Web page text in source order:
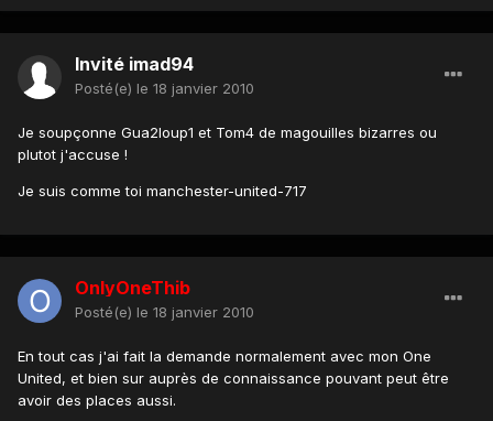
Invité imad94
Posté(e) le 18 janvier 2010
Je soupçonne Gua2loup1 et Tom4 de magouilles bizarres ou
plutot j'accuse !
Je suis comme toi manchester-united-717
OnlyOneThib
Posté(e) le 18 janvier 2010
En tout cas j'ai fait la demande normalement avec mon One
United, et bien sur auprès de connaissance pouvant peut être
avoir des places aussi.